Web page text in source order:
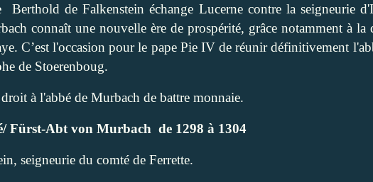
Berthold de Falkenstein échange Lucerne contre la seigneurie
connaît une nouvelle ère de prospérité, grâce notamment à la
C’est l'occasion pour le pape Pie IV de réunir définitivement
de Stoerenboug.
à l'abbé de Murbach de battre monnaie.
Fürst-Abt von Murbach de 1298 à 1304
seigneurie du comté de Ferrette.